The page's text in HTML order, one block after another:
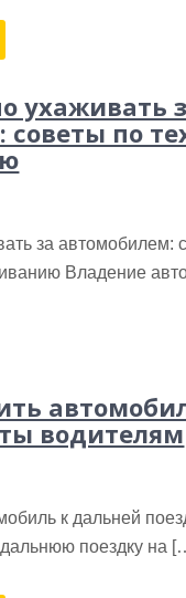
ухаживать
по
за автомобилем:
Владение
водителям
к дальней
поездку на